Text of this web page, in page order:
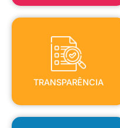
TRANSPARÊNCIA
TRANSPARÊNCIA